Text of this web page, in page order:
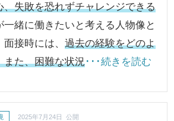
、失敗を恐れずチャレンジできる
一緒に働きたいと考える人物像と
面接時には、過去の経験をどのよ
また、困難な状況･･･続きを読む
2025年7月24日 公開